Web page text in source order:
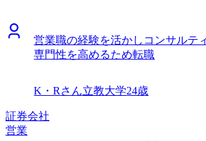
ース面接対策や志望理由の磨き込みも
で、自信を持って面接に臨めたことも
だけ自己応募で進めていたのだが、その
の足並みをそろえるのに苦労しました
ージェント経由にするべきでした。 転
円、転職後は年収1200万円になりまし
たプロジェクトに強いコンサルティン
貰えただけでなく、前職のキャリアも
営業職の経験を活かしコンサルテ
専門性を高めるため転職
K・Rさん立教大学24歳
証券会社
営業